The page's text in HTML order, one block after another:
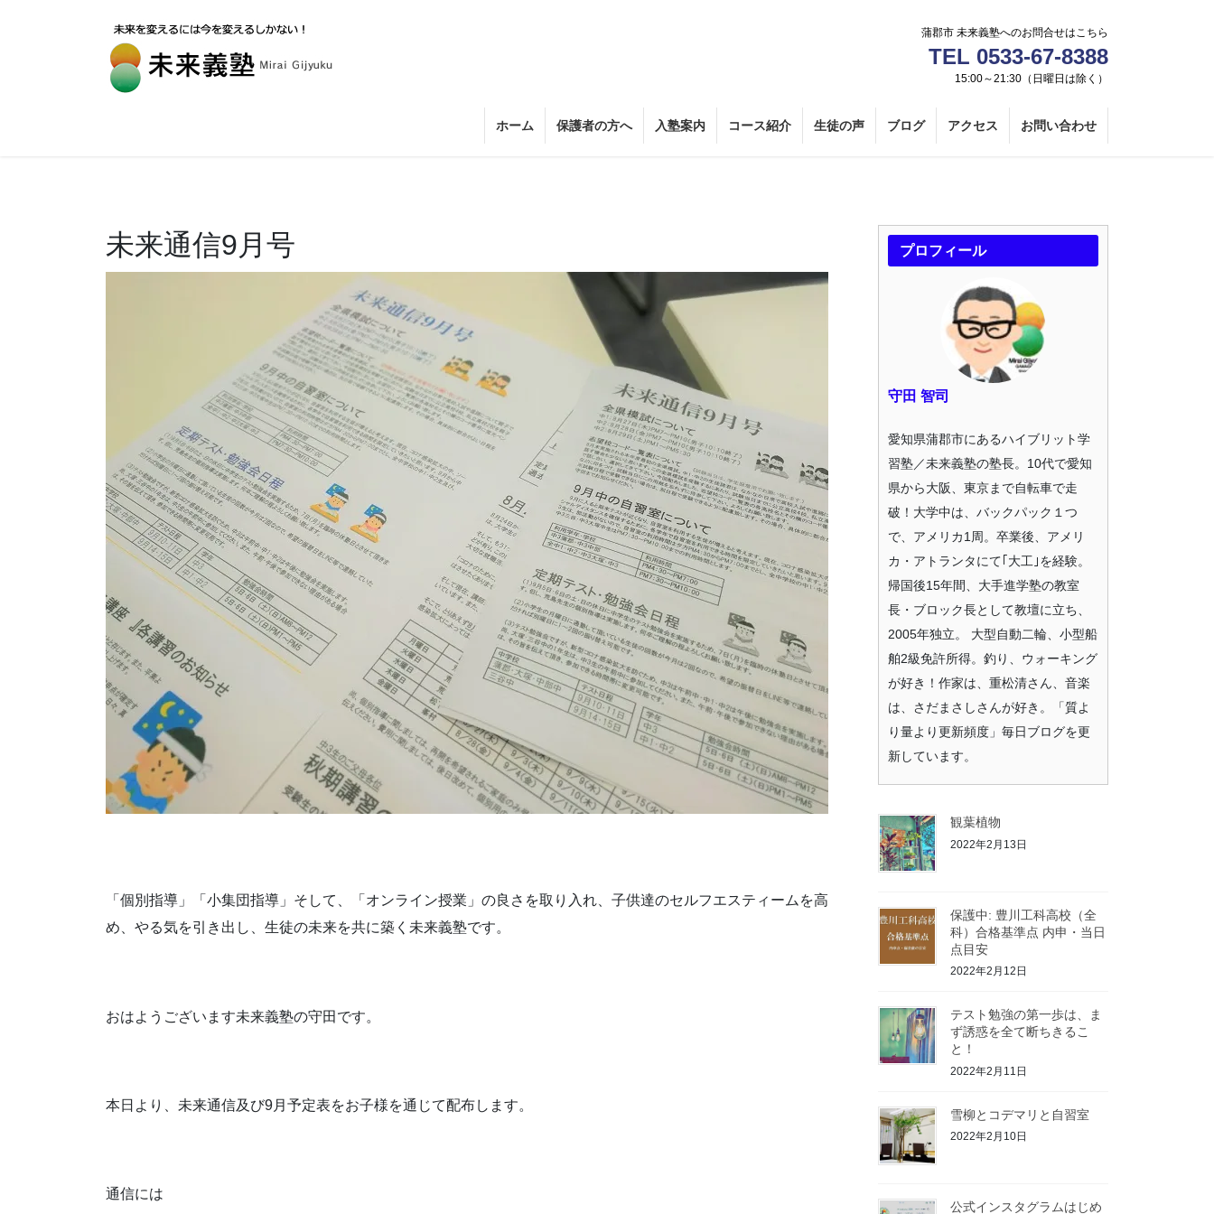
蒲郡市 未来義塾へのお問合せはこちら
TEL 0533-67-8388
15:00～21:30（日曜日は除く）
ホーム 保護者の方へ 入塾案内 コース紹介 生徒の声 ブログ アクセス お問い合わせ
未来通信9月号
「個別指導」「小集団指導」そして、「オンライン授業」の良さを取り入れ、子供達のセルフエスティームを高
め、やる気を引き出し、生徒の未来を共に築く未来義塾です。
おはようございます未来義塾の守田です。
本日より、未来通信及び9月予定表をお子様を通じて配布します。
通信には
プロフィール
守田 智司
愛知県蒲郡市にあるハイブリット学
習塾／未来義塾の塾長。10代で愛知
県から大阪、東京まで自転車で走
破！大学中は、バックパック１つ
で、アメリカ1周。卒業後、アメリ
カ・アトランタにて｢大工｣を経験。
帰国後15年間、大手進学塾の教室
長・ブロック長として教壇に立ち、
2005年独立。 大型自動二輪、小型船
舶2級免許所得。釣り、ウォーキング
が好き！作家は、重松清さん、音楽
は、さだまさしさんが好き。「質よ
り量より更新頻度」毎日ブログを更
新しています。
観葉植物
2022年2月13日
保護中: 豊川工科高校（全
科）合格基準点 内申・当日
点目安
2022年2月12日
テスト勉強の第一歩は、ま
ず誘惑を全て断ちきるこ
と！
2022年2月11日
雪柳とコデマリと自習室
2022年2月10日
公式インスタグラムはじめ